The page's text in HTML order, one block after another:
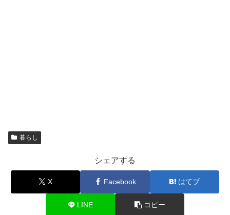
暮らし
シェアする
X Facebook はてブ
LINE コピー